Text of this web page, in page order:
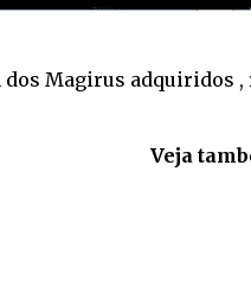
dos Magirus adquiridos
Veja